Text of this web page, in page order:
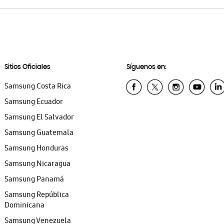
Sitios Oficiales
Samsung Costa Rica
Samsung Ecuador
Samsung El Salvador
Samsung Guatemala
Samsung Honduras
Samsung Nicaragua
Samsung Panamá
Samsung República
Dominicana
Samsung Venezuela
Síguenos en: